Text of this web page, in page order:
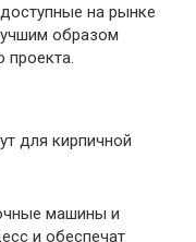
на рынке
образом
проекта.
для кирпичной
машины и
и обеспечат